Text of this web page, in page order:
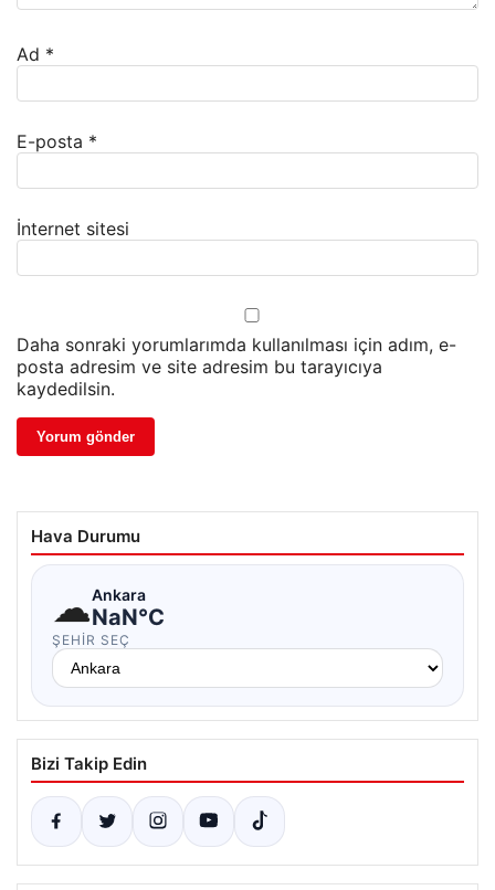
Ad *
E-posta *
İnternet sitesi
Daha sonraki yorumlarımda kullanılması için adım, e-
posta adresim ve site adresim bu tarayıcıya
kaydedilsin.
Hava Durumu
☁Ankara
NaN°C
ŞEHIR SEÇ
Bizi Takip Edin